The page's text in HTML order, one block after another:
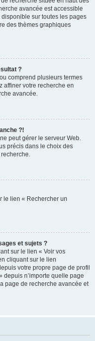
avancée est accessible
sur toutes les pages
des thèmes graphiques
?
comprend plusieurs termes
affiner votre recherche en
avancée.
?!
peut gérer le serveur Web.
précis dans le choix des
le lien « Rechercher un
et sujets ?
sur le lien « Voir vos
cliquant sur le lien
votre propre page de profil
depuis n’importe quelle page
page de recherche avancée et